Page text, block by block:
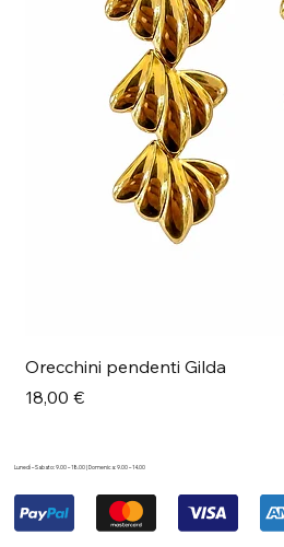
Orecchini pendenti Gilda
Prezzo
18,00 €
Lunedì – Sabato: 9.00 – 18.00 | Domenica: 9.00 – 14.00